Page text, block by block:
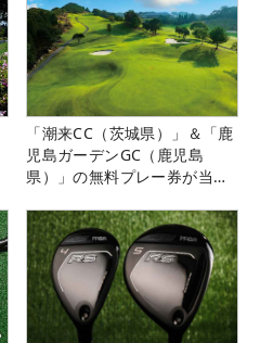
「潮来CC（茨城県）」＆「鹿
児島ガーデンGC（鹿児島
県）」の無料プレー券が当た